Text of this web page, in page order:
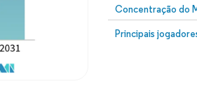
Concentração do
Principais
Imagem © Mordor